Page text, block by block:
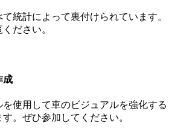
統計によって裏付けられています。
ださい。
成
を使用して車のビジュアルを強化する
。ぜひ参加してください。